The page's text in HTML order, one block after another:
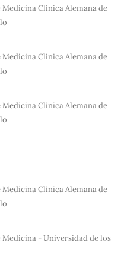
Clínica Alemana de
Clínica Alemana de
Clínica Alemana de
Clínica Alemana de
Medicina - Universidad de los